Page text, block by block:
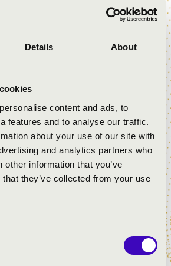
Details About
content and ads, to
features and to analyse our traffic.
about your use of our site with
and analytics partners who
other information that you’ve
they’ve collected from your use
született és nevelkedett. A Bécsi
Egyetemen szerzett zenekari
ifjúsági zenei versenyt, szólistaként